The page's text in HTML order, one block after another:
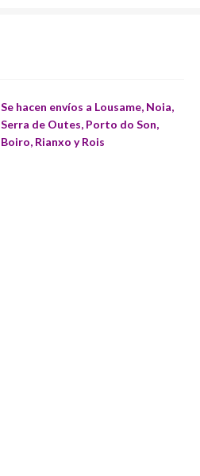
Se hacen envíos a Lousame, Noia,
Serra de Outes, Porto do Son,
Boiro, Rianxo y Rois